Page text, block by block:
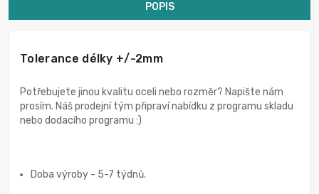
POPIS
Tolerance délky +/-2mm
Potřebujete jinou kvalitu oceli nebo rozměr? Napište nám
prosím. Náš prodejní tým připraví nabídku z programu skladu
nebo dodacího programu :)
Doba výroby - 5-7 týdnů.